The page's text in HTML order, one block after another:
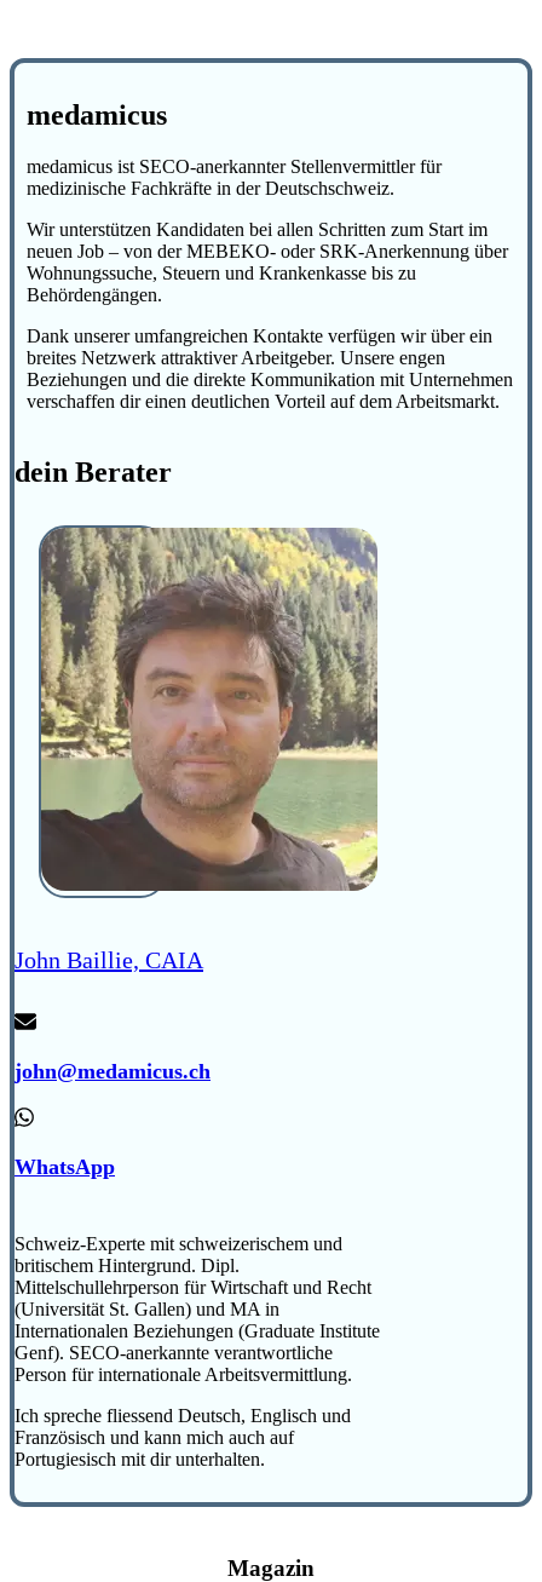
medamicus
medamicus ist SECO-anerkannter Stellenvermittler für
medizinische Fachkräfte in der Deutschschweiz.
Wir unterstützen Kandidaten bei allen Schritten zum Start im
neuen Job – von der MEBEKO- oder SRK-Anerkennung über
Wohnungssuche, Steuern und Krankenkasse bis zu
Behördengängen.
Dank unserer umfangreichen Kontakte verfügen wir über ein
breites Netzwerk attraktiver Arbeitgeber. Unsere engen
Beziehungen und die direkte Kommunikation mit Unternehmen
verschaffen dir einen deutlichen Vorteil auf dem Arbeitsmarkt.
dein Berater
John Baillie, CAIA
john@medamicus.ch
WhatsApp
Schweiz-Experte mit schweizerischem und
britischem Hintergrund. Dipl.
Mittelschullehrperson für Wirtschaft und Recht
(Universität St. Gallen) und MA in
Internationalen Beziehungen (Graduate Institute
Genf). SECO-anerkannte verantwortliche
Person für internationale Arbeitsvermittlung.
Ich spreche fliessend Deutsch, Englisch und
Französisch und kann mich auch auf
Portugiesisch mit dir unterhalten.
Magazin